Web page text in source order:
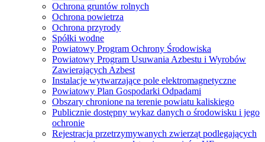
Ochrona gruntów rolnych
Ochrona powietrza
Ochrona przyrody
Spółki wodne
Powiatowy Program Ochrony Środowiska
Powiatowy Program Usuwania Azbestu i Wyrobów
Zawierających Azbest
Instalacje wytwarzające pole elektromagnetyczne
Powiatowy Plan Gospodarki Odpadami
Obszary chronione na terenie powiatu kaliskiego
Publicznie dostępny wykaz danych o środowisku i jego
ochronie
Rejestracja przetrzymywanych zwierząt podlegających